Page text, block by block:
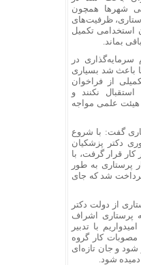
شهرها همچون
ظرفیت‌های
استخدامی تکمیل
بماند.
سرمایه‌گذاری در
باعث شد بسیاری
از فراخوان
نکنند و
هیئت علمی مواجه
گفت: با شروع
دکتر پزشکیان
قرار گرفت، با
پرستاری به طور
شد که جای
از دولت دکتر
پرستاری اشراف
با تدبیر
کار گروه
شود و جان تازه‌ای
شود.